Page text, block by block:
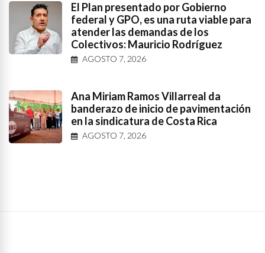
El Plan presentado por Gobierno
federal y GPO, es una ruta viable para
atender las demandas de los
Colectivos: Mauricio Rodríguez
AGOSTO 7, 2026
Ana Miriam Ramos Villarreal da
banderazo de inicio de pavimentación
en la sindicatura de Costa Rica
AGOSTO 7, 2026